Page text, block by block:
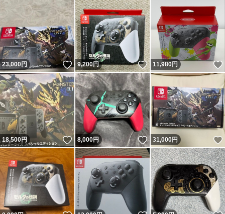
23,000円 いいね！
9,200円 いいね！
11,980円
18,500円 いいね！
8,000円 いいね！
31,000円